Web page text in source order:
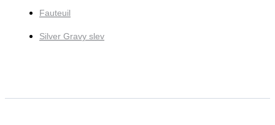
Fauteuil
Silver Gravy slev